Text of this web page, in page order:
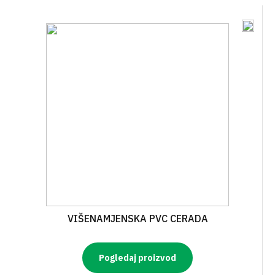
VIŠENAMJENSKA PVC CERADA
Pogledaj proizvod